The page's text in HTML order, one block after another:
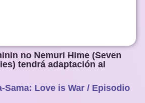
no Nemuri Hime (Seven
tendrá adaptación al
Sama: Love is War / Episodio